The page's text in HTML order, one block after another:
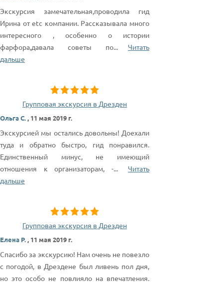
Экскурсия замечательная,проводила гид
Ирина от etc компании. Рассказывала много
интересного , особенно о истории
фарфора,давала советы по...
Читать
дальше
Групповая экскурсия в Дрезден
Ольга С., 11 мая 2019 г.
Экскурсией мы остались довольны! Доехали
туда и обратно быстро, гид понравился.
Единственный минус, не имеющий
отношения к организаторам, -...
Читать
дальше
Групповая экскурсия в Дрезден
Елена Р., 11 мая 2019 г.
Спасибо за экскурсию! Нам очень не повезло
с погодой, в Дрездене был ливень пол дня,
но это особо не повлияло на впечатления.